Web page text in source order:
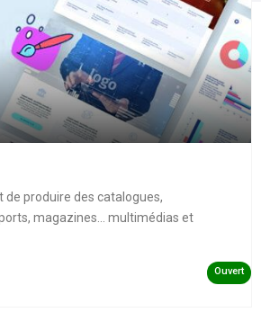
de produire des catalogues,
magazines... multimédias et
Ouvert